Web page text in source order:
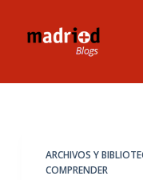
t
ARCHIVOS Y
COMPRENDER